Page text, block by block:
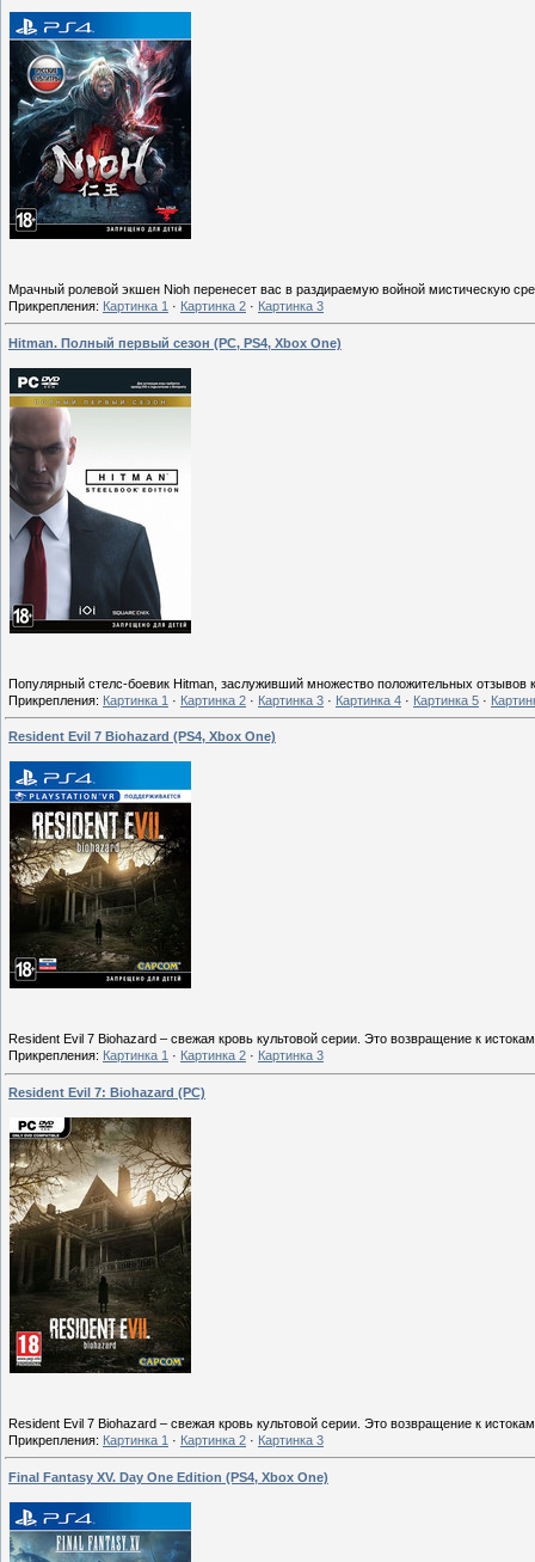
Мрачный ролевой экшен Nioh перенесет вас в раздираемую войной мистическую
Прикрепления: Картинка 1 · Картинка 2 · Картинка 3
Hitman. Полный первый сезон (PC, PS4, Xbox One)
Популярный стелс-боевик Hitman, заслуживший множество положительных отзывов
Прикрепления: Картинка 1 · Картинка 2 · Картинка 3 · Картинка 4 · Картинка 5 ·
Resident Evil 7 Biohazard (PS4, Xbox One)
Resident Evil 7 Biohazard – свежая кровь культовой серии. Это возвращение к
Прикрепления: Картинка 1 · Картинка 2 · Картинка 3
Resident Evil 7: Biohazard (PC)
Resident Evil 7 Biohazard – свежая кровь культовой серии. Это возвращение к
Прикрепления: Картинка 1 · Картинка 2 · Картинка 3
Final Fantasy XV. Day One Edition (PS4, Xbox One)